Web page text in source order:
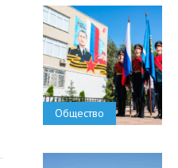
Общество